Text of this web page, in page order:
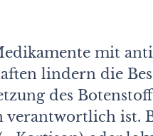
mit
lindern die
des
ist.